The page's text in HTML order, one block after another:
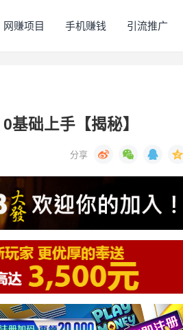
网赚项目 手机赚钱 引流推广
础上手【揭秘】